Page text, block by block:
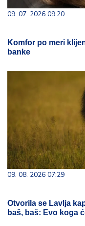
09. 07. 2026 09:20
Komfor po meri
banke
09. 08. 2026 07:29
Otvorila se Lavlja
baš, baš: Evo koga